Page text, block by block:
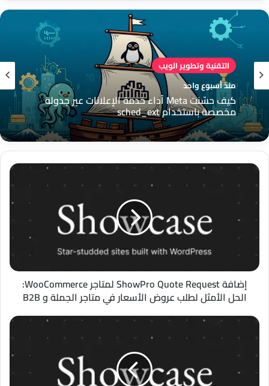
التقنية وتطوير الويب
منذ أسبوع واحد
كيف حسّنت Meta أداء خدمة الإعلانات عبر جدولة
مخصصة باستخدام sched_ext
إضافة
ShowPro
Request
لمتاجر
WooCommerce:
الأمثل
لطلب
عروض
الأسعار
متاجر
B2B
إضافة ShowPro Quote Request لمتاجر WooCommerce:
الحل الأمثل لطلب عروض الأسعار في متاجر الجملة و B2B
بوابة
لقبول
مدفوعات